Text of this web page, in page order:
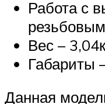
Работа с
Вес –
Габариты
Данная